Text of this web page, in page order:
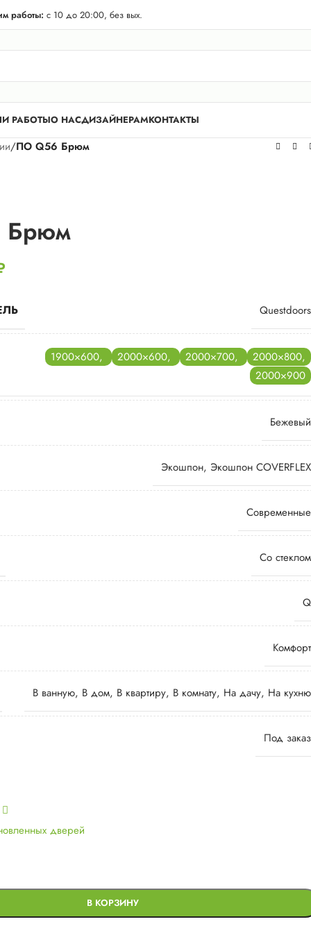
Лен. области! Бесплатная доставка в 50 км. от КАД.
работы: с 10 до 20:00, без вых.
РАБОТЫО НАСДИЗАЙНЕРАМКОНТАКТЫ
/ПО Q56 Брюм
Questdoors
1900×600, 2000×600, 2000×700, 2000×800,
2000×900
Бежевый
Экошпон, Экошпон COVERFLEX
Современные
Со стеклом
Q
Комфорт
В ванную, В дом, В квартиру, В комнату, На дачу, На кухню
Под заказ
дверей
В КОРЗИНУ